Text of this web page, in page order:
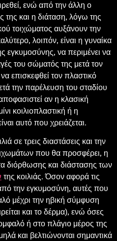
ενώ από την άλλη ο
της και η διάταση, λόγω της
τοιχώματος αυξάνουν την
λοιπόν, είναι η γυναίκα
εγκυμοσύνης, να περιμένει να
του σώματός της μετά τον
επισκεφθεί τον πλαστικό
την παρέλευση του σταδίου
αν η κλασική
κοιλιοπλαστική ή η
αυτό που χρειάζεται.
σε τρεις διαστάσεις και την
που θα προσφέρει, η
διόρθωσης και διάστασης των
της κοιλιάς. Όσον αφορά τις
την εγκυμοσύνη, αυτές που
μέχρι την ηβική σύμφυση
και το δέρμα), ενώ όσες
ή στο πλάγιο μέρος της
και βελτιώνονται σημαντικά